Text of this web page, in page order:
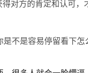
对方的肯定和认可，
不是容易停留看下